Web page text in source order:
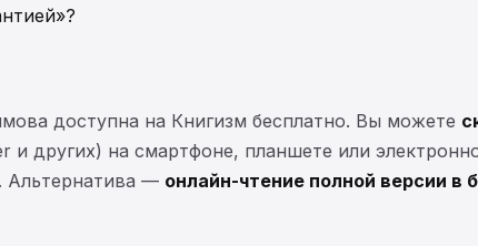
доступна на Книгизм бесплатно. Вы можете
и других) на смартфоне, планшете или
Альтернатива — онлайн-чтение полной версии в